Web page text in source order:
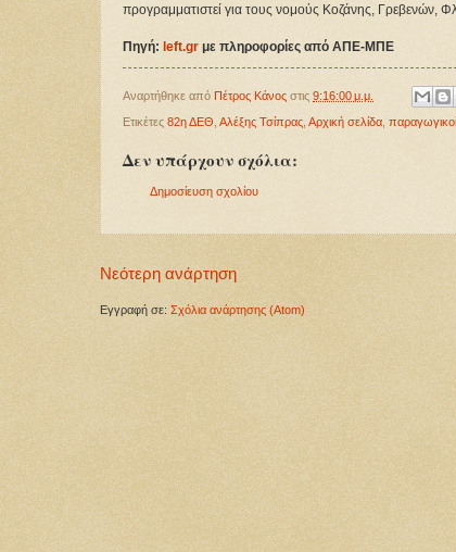
προγραμματιστεί για τους νομούς Κοζάνης, Γρεβενών,
Πηγή: left.gr με πληροφορίες από ΑΠΕ-ΜΠΕ
Αναρτήθηκε από Πέτρος Κάνος στις 9:16:00 μ.μ.
Ετικέτες 82η ΔΕΘ Αλέξης Τσίπρας Αρχική σελίδα
Δεν υπάρχουν σχόλια:
Δημοσίευση σχολίου
Νεότερη ανάρτηση
Εγγραφή σε: Σχόλια ανάρτησης (Atom)